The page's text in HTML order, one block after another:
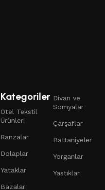
Kategoriler
Otel Tekstil
Ürünleri
Ranzalar
Dolaplar
Yataklar
Bazalar
Divan ve
Somyalar
Çarşaflar
Battaniyeler
Yorganlar
Yastıklar